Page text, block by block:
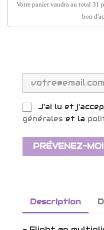
Votre panier vaudra au total 31
bon
J'ai lu et
générales et la
PRÉVENEZ-
Description